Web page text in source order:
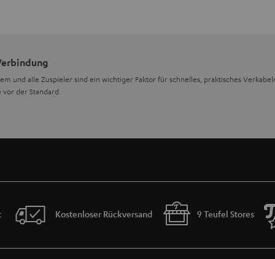
und alle Zuspieler sind ein wichtiger Faktor für schnelles, praktisches
der Standard.
Verbindungsadapter des Cinch-Kabels. Gegenstück des Cinch-Steckers ist
Zuordnung sind Cinch-Stecker und -Buchsen und manchmal auch die Kabel
Kostenloser Rückversand 9 Teufel Stores